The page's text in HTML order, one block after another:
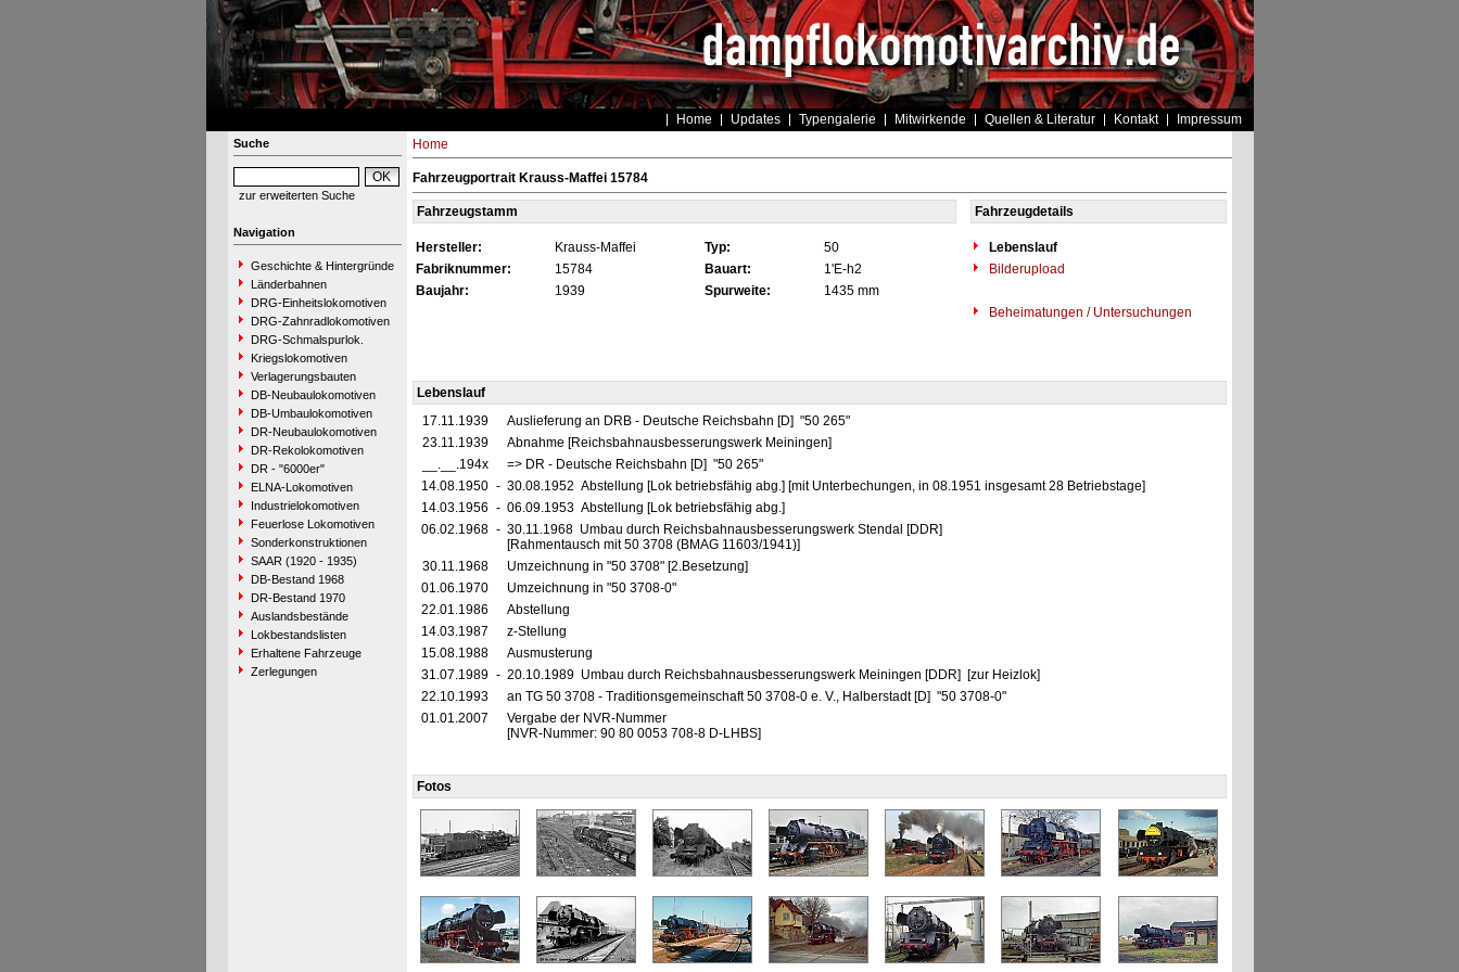
Home Updates Typengalerie Mitwirkende Quellen & Literatur Kontakt Impressum
Suche
zur erweiterten Suche
Navigation
Geschichte & Hintergründe
Länderbahnen
DRG-Einheitslokomotiven
DRG-Zahnradlokomotiven
DRG-Schmalspurlok.
Kriegslokomotiven
Verlagerungsbauten
DB-Neubaulokomotiven
DB-Umbaulokomotiven
DR-Neubaulokomotiven
DR-Rekolokomotiven
DR - "6000er"
ELNA-Lokomotiven
Industrielokomotiven
Feuerlose Lokomotiven
Sonderkonstruktionen
SAAR (1920 - 1935)
DB-Bestand 1968
DR-Bestand 1970
Auslandsbestände
Lokbestandslisten
Erhaltene Fahrzeuge
Zerlegungen
Home
Fahrzeugportrait Krauss-Maffei 15784
Fahrzeugstamm Fahrzeugdetails
Hersteller: Krauss-Maffei Typ: 50
Lebenslauf
Fabriknummer:
15784 Bauart: 1'E-h2
Bilderupload
Baujahr:
1939 Spurweite:
1435 mm
Beheimatungen / Untersuchungen
Lebenslauf
17.11.1939
Auslieferung an DRB - Deutsche Reichsbahn [D] "50 265"
23.11.1939
Abnahme [Reichsbahnausbesserungswerk Meiningen]
__.__.194x
=> DR - Deutsche Reichsbahn [D] "50 265"
14.08.1950 - 30.08.1952 Abstellung [Lok betriebsfähig abg.] [mit Unterbechungen, in 08.1951 insgesamt 28 Betriebstage]
14.03.1956 - 06.09.1953 Abstellung [Lok betriebsfähig abg.]
06.02.1968 - 30.11.1968 Umbau durch Reichsbahnausbesserungswerk Stendal [DDR]
[Rahmentausch mit 50 3708 (BMAG 11603/1941)]
30.11.1968
Umzeichnung in "50 3708" [2.Besetzung]
01.06.1970
Umzeichnung in "50 3708-0"
22.01.1986
Abstellung
14.03.1987
z-Stellung
15.08.1988
Ausmusterung
31.07.1989 - 20.10.1989 Umbau durch Reichsbahnausbesserungswerk Meiningen [DDR] [zur Heizlok]
22.10.1993
an TG 50 3708 - Traditionsgemeinschaft 50 3708-0 e. V., Halberstadt [D] "50 3708-0"
01.01.2007
Vergabe der NVR-Nummer
[NVR-Nummer: 90 80 0053 708-8 D-LHBS]
Fotos